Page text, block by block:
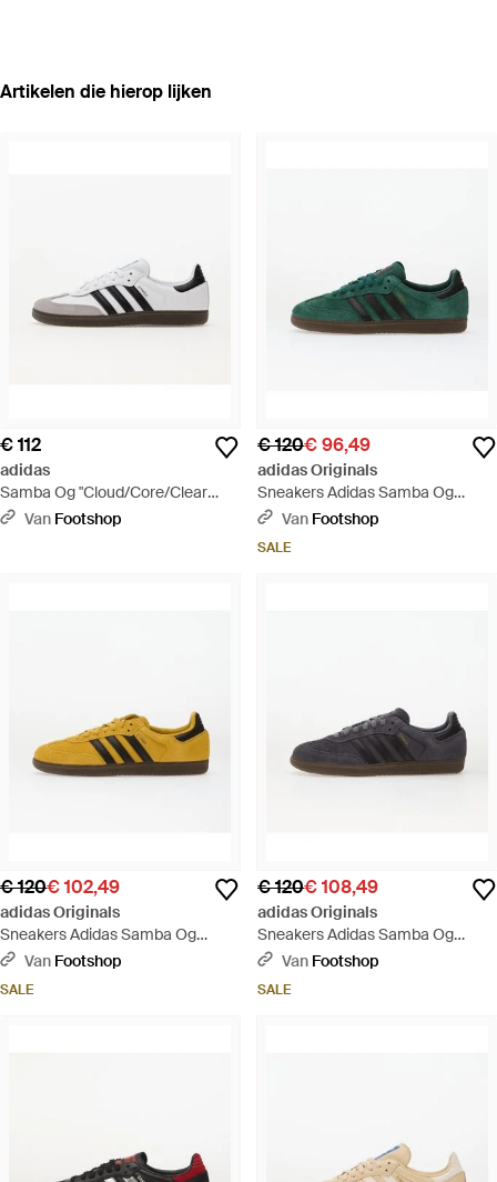
Artikelen die hierop lijken
€ 112
adidas
Samba Og "Cloud/Core/Clear
Granite" Sneakers - Wit
Van Footshop
€ 120€ 96,49
adidas Originals
Sneakers Adidas Samba Og
Collegiate/ Core/ Gum5 Eur -
Van Footshop
SALE
€ 120€ 102,49
adidas Originals
Sneakers Adidas Samba Og
Eqtyel/ Core/ Gum5 Eur - Geel
Van Footshop
SALE
€ 120€ 108,49
adidas Originals
Sneakers Adidas Samba Og
Auon/ Core/ Gum5 Eur - Zwart
Van Footshop
SALE